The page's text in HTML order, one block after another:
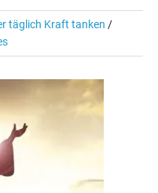
täglich Kraft tanken /